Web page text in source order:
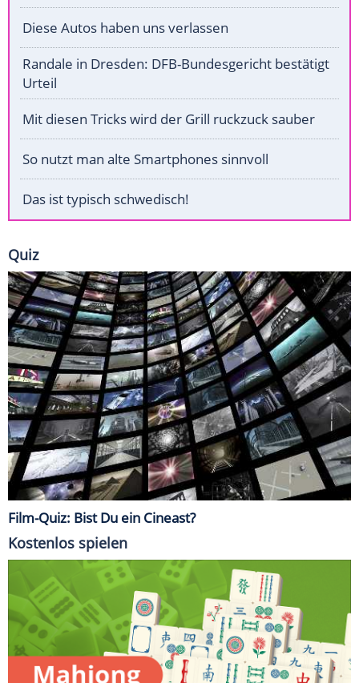
Diese Autos haben uns verlassen
Randale in Dresden: DFB-Bundesgericht bestätigt
Urteil
Mit diesen Tricks wird der Grill ruckzuck sauber
So nutzt man alte Smartphones sinnvoll
Das ist typisch schwedisch!
Quiz
Film-Quiz: Bist Du ein Cineast?
Kostenlos spielen